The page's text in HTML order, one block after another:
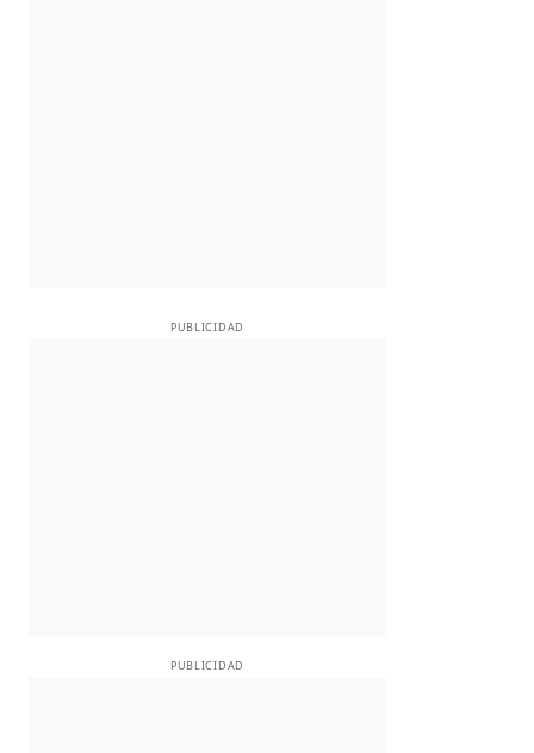
PUBLICIDAD
PUBLICIDAD